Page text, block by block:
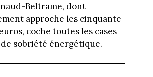
Beltrame, dont
approche les cinquante
coche toutes les cases
sobriété énergétique.